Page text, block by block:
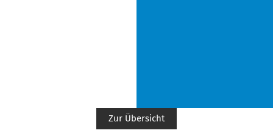
Zur Übersicht